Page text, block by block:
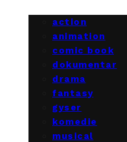
action
animation
comic book
dokumentar
drama
fantasy
gyser
komedie
musical